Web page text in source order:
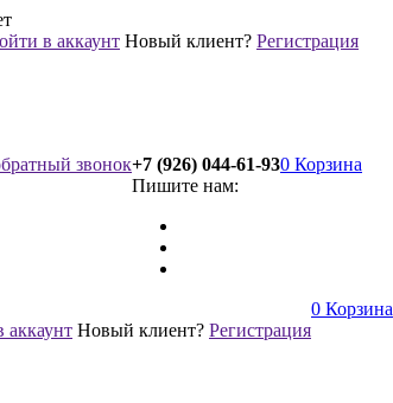
в аккаунт Новый клиент? Регистрация
звонок+7 (926) 044-61-93
Пишите нам:
0 Корзина
аккаунт Новый клиент? Регистрация
0 Корзина